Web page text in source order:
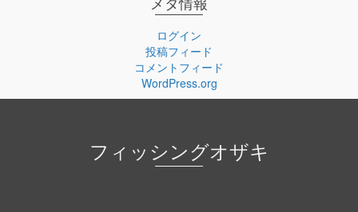
メタ情報
ログイン
投稿フィード
コメントフィード
WordPress.org
フィッシングオザキ